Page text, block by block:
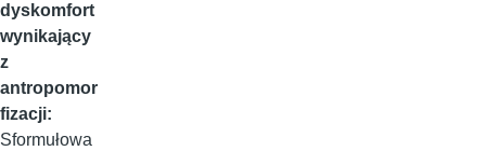
dyskomfort
wynikający
z
antropomor
fizacji:
Sformułowa